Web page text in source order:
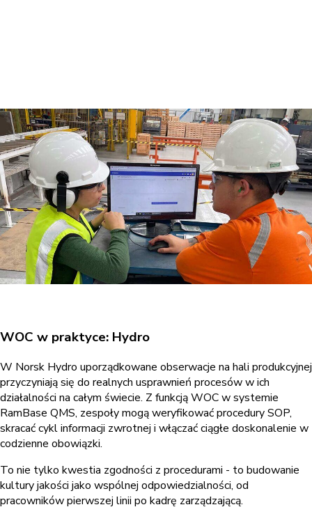
WOC w praktyce: Hydro
W Norsk Hydro uporządkowane obserwacje na hali produkcyjnej
przyczyniają się do realnych usprawnień procesów w ich
działalności na całym świecie. Z funkcją WOC w systemie
RamBase QMS, zespoły mogą weryfikować procedury SOP,
skracać cykl informacji zwrotnej i włączać ciągłe doskonalenie w
codzienne obowiązki.
To nie tylko kwestia zgodności z procedurami - to budowanie
kultury jakości jako wspólnej odpowiedzialności, od
pracowników pierwszej linii po kadrę zarządzającą.